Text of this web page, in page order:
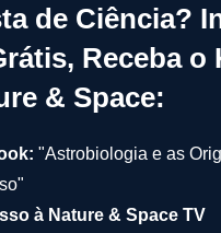
de Ciência?
Receba o
& Space:
"Astrobiologia e as
à Nature & Space TV